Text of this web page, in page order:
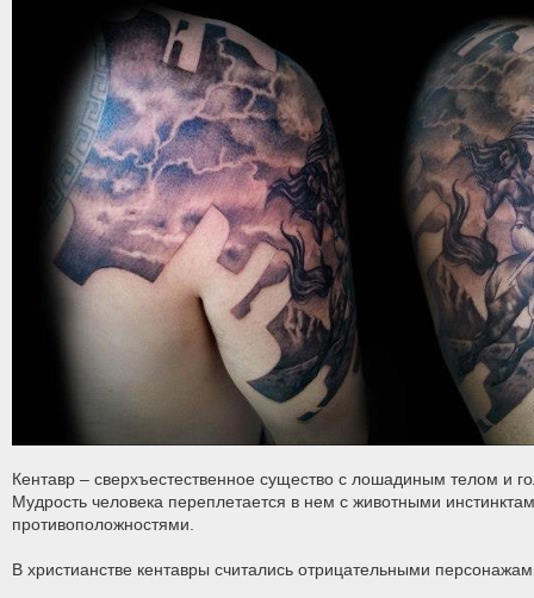
Кентавр – сверхъестественное существо с лошадиным телом и
Мудрость человека переплетается в нем с животными
противоположностями.
В христианстве кентавры считались отрицательными